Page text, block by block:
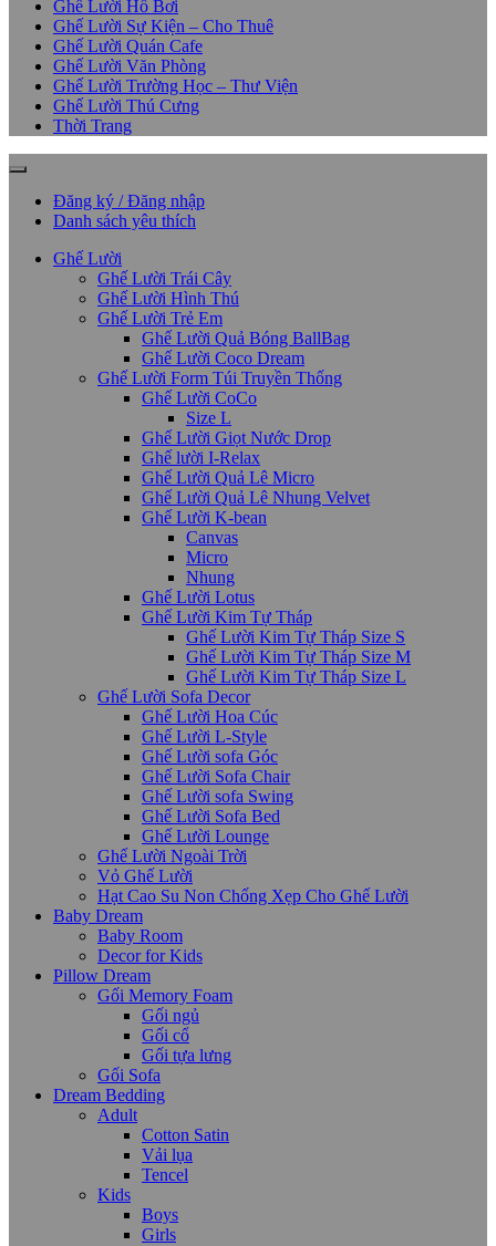
Ghế Lười Hồ Bơi
Ghế Lười Sự Kiện – Cho Thuê
Ghế Lười Quán Cafe
Ghế Lười Văn Phòng
Ghế Lười Trường Học – Thư Viện
Ghế Lười Thú Cưng
Thời Trang
Đăng ký / Đăng nhập
Danh sách yêu thích
Ghế Lười
Ghế Lười Trái Cây
Ghế Lười Hình Thú
Ghế Lười Trẻ Em
Ghế Lười Quả Bóng BallBag
Ghế Lười Coco Dream
Ghế Lười Form Túi Truyền Thống
Ghế Lười CoCo
Size L
Ghế Lười Giọt Nước Drop
Ghế lười I-Relax
Ghế Lười Quả Lê Micro
Ghế Lười Quả Lê Nhung Velvet
Ghế Lười K-bean
Canvas
Micro
Nhung
Ghế Lười Lotus
Ghế Lười Kim Tự Tháp
Ghế Lười Kim Tự Tháp Size S
Ghế Lười Kim Tự Tháp Size M
Ghế Lười Kim Tự Tháp Size L
Ghế Lười Sofa Decor
Ghế Lười Hoa Cúc
Ghế Lười L-Style
Ghế Lười sofa Góc
Ghế Lười Sofa Chair
Ghế Lười sofa Swing
Ghế Lười Sofa Bed
Ghế Lười Lounge
Ghế Lười Ngoài Trời
Vỏ Ghế Lười
Hạt Cao Su Non Chống Xẹp Cho Ghế Lười
Baby Dream
Baby Room
Decor for Kids
Pillow Dream
Gối Memory Foam
Gối ngủ
Gối cổ
Gối tựa lưng
Gối Sofa
Dream Bedding
Adult
Cotton Satin
Vải lụa
Tencel
Kids
Boys
Girls